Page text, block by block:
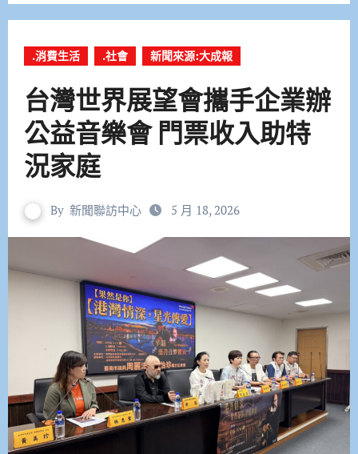
.消費生活 .社會 新聞來源:大成報
台灣世界展望會攜手企業辦
公益音樂會 門票收入助特
況家庭
By 新聞聯訪中心 5 月 18, 2026